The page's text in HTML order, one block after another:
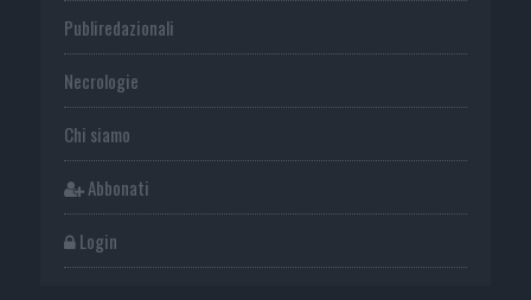
Publiredazionali
Necrologie
Chi siamo
Abbonati
Login